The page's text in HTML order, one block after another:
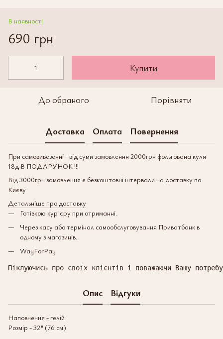
В наявності
690 грн
Купити
До обраного Порівняти
Доставка Оплата Повернення
При самовивезенні - від суми замовлення 2000грн фольгована куля
18д В ПОДАРУНОК !!!
Від 3000грн замовлення є безкоштовні інтервали на доставку по
Києву
Детальніше про доставку
Готівкою кур'єру при отриманні.
Через касу або термінал самообслуговування Приватбанк в
одному з магазинів.
WayForPay
Піклуючись про своїх клієнтів і поважаючи Вашу
Опис Відгуки
Наповнення - гелій
Розмір - 32" (76 см)